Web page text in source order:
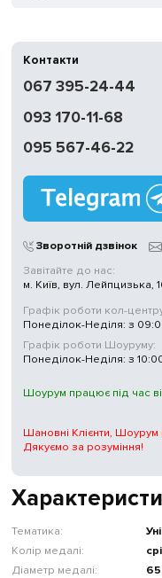
Тематика:
Колір медалі:
Діаметр медалі:
Контакти
067 395-24-44
093 170-11-68
095 567-46-22
Зворотній дзвінок
Завітайте до нас:
м. Київ, вул. Лейпцизька,
Графік роботи кол-
Понеділок-Неділя: з
Графік роботи Шоуруму:
Понеділок-Неділя: з
Шоурум працює під час
Шановні Клієнти, Шоурум
Дякуємо за розуміння!